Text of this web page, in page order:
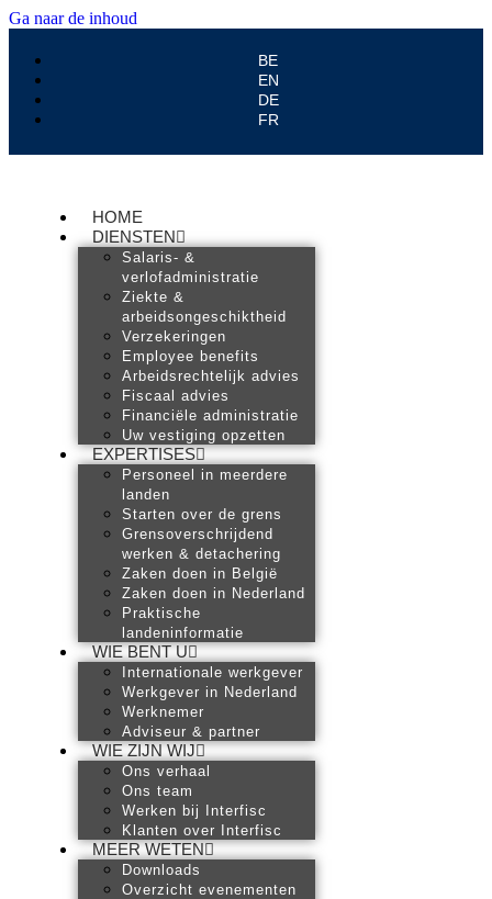
Ga naar de inhoud
BE
EN
DE
FR
HOME
DIENSTEN
Salaris- &
verlofadministratie
Ziekte &
arbeidsongeschiktheid
Verzekeringen
Employee benefits
Arbeidsrechtelijk advies
Fiscaal advies
Financiële administratie
Uw vestiging opzetten
EXPERTISES
Personeel in meerdere
landen
Starten over de grens
Grensoverschrijdend
werken & detachering
Zaken doen in België
Zaken doen in Nederland
Praktische
landeninformatie
WIE BENT U
Internationale werkgever
Werkgever in Nederland
Werknemer
Adviseur & partner
WIE ZIJN WIJ
Ons verhaal
Ons team
Werken bij Interfisc
Klanten over Interfisc
MEER WETEN
Downloads
Overzicht evenementen